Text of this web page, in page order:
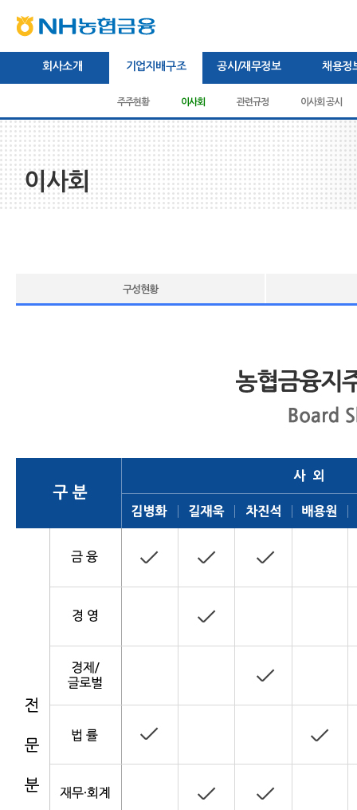
본문내용바로가기
주메뉴바로가기
상단내용바로가기
하단내용바로가기
회사소개
미션/비전/핵심가치 브랜드 경영전략 연혁
기업지배구조
주주현황 이사회 관련규정 이사회 공시
공시/재무정보
경영공시 감사보고서
채용정
채용절차
새소식/보도자료
이사회
구성현황